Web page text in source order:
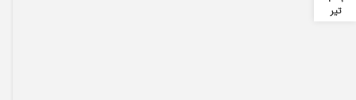
تیر